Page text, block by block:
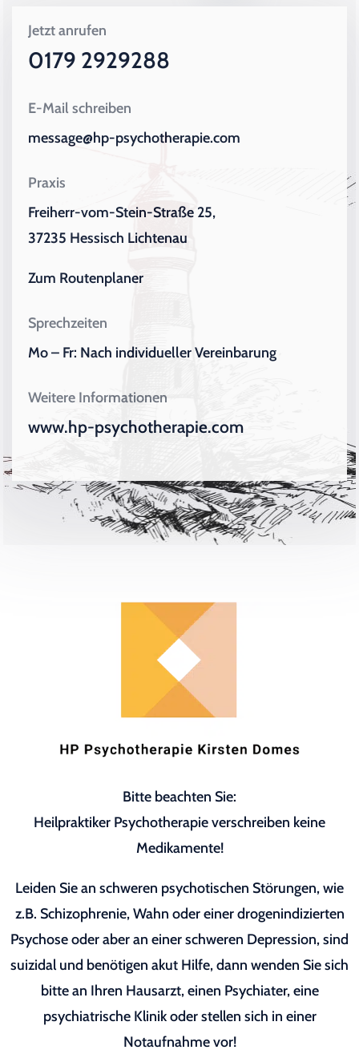
Jetzt anrufen
0179 2929288
E-Mail schreiben
message@hp-psychotherapie.com
Praxis
Freiherr-vom-Stein-Straße 25,
37235 Hessisch Lichtenau
Zum Routenplaner
Sprechzeiten
Mo – Fr: Nach individueller Vereinbarung
Weitere Informationen
www.hp-psychotherapie.com
Bitte beachten Sie:
Heilpraktiker Psychotherapie verschreiben keine
Medikamente!
Leiden Sie an schweren psychotischen Störungen, wie
z.B. Schizophrenie, Wahn oder einer drogenindizierten
Psychose oder aber an einer schweren Depression, sind
suizidal und benötigen akut Hilfe, dann wenden Sie sich
bitte an Ihren Hausarzt, einen Psychiater, eine
psychiatrische Klinik oder stellen sich in einer
Notaufnahme vor!